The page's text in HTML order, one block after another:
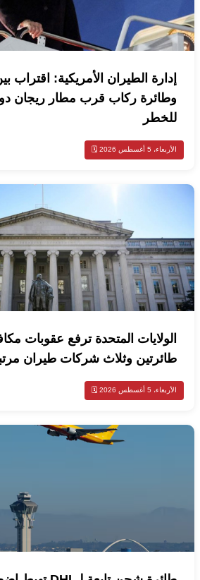
إدارة الطيران الأمريكية: اقتراب
وطائرة ركاب قرب مطار ريجان
للخطر
الأربعاء، 5 أغسطس 2026 🗓️
الولايات المتحدة ترفع عقوبات
طائرتين وثلاث شركات طيران
الأربعاء، 5 أغسطس 2026 🗓️